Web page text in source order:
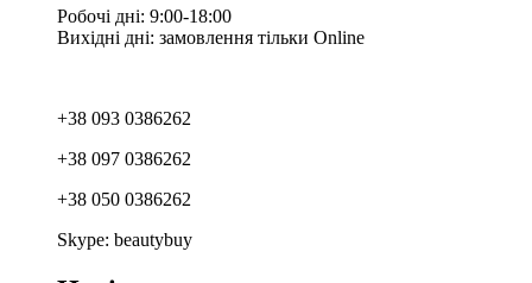
Робочі дні: 9:00-18:00
Вихідні дні: замовлення тільки Online
+38 093 0386262
+38 097 0386262
+38 050 0386262
Skype: beautybuy